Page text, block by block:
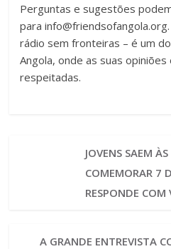
Perguntas e sugestões
parainfo@friendsofangola.org
rádio sem fronteiras – é um
Angola, onde as suas
respeitadas.
JOVENS SAEM
COMEMORAR 7
RESPONDE COM
A GRANDE ENTREVISTA